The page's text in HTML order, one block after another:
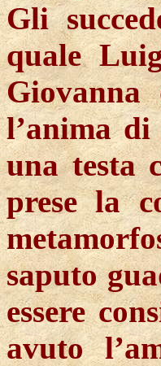
Gli
quale
Giovanna
l’anima
una testa
prese la
saputo
essere
avuto